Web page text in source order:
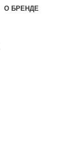
О БРЕНДЕ